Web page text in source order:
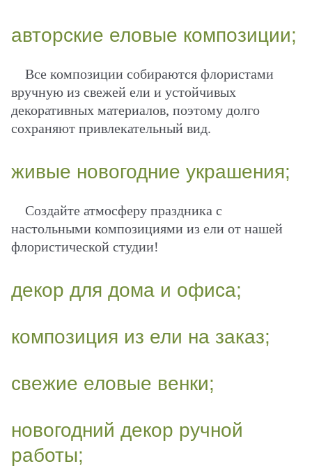
авторские еловые композиции;
Все композиции собираются флористами
вручную из свежей ели и устойчивых
декоративных материалов, поэтому долго
сохраняют привлекательный вид.
живые новогодние украшения;
Создайте атмосферу праздника с
настольными композициями из ели от нашей
флористической студии!
декор для дома и офиса;
композиция из ели на заказ;
свежие еловые венки;
новогодний декор ручной
работы;